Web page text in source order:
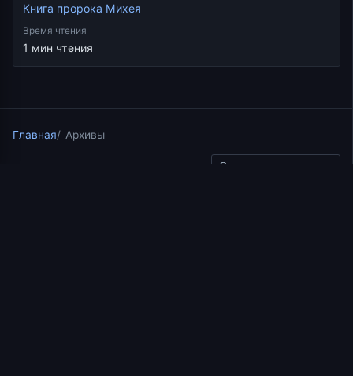
Книга пророка Михея
Время чтения
1 мин чтения
Главная Архивы
Скопировать ссылку